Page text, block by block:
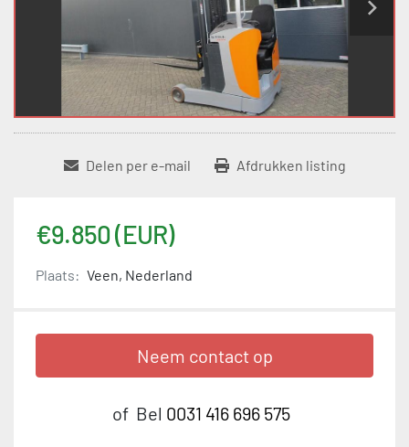
Delen per e-mail Afdrukken listing
€9.850 (EUR)
Plaats: Veen, Nederland
Neem contact op
of Bel 0031 416 696 575